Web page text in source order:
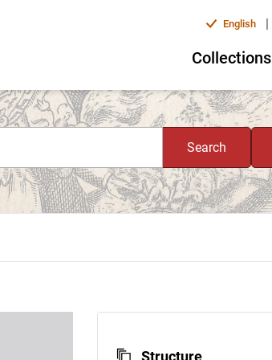
English |
Collections
Search
Structure